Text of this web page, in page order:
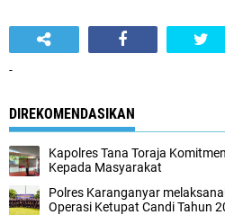
-
DIREKOMENDASIKAN
Kapolres Tana Toraja
Kepada Masyarakat
Polres Karanganyar
Operasi Ketupat Candi Tahun